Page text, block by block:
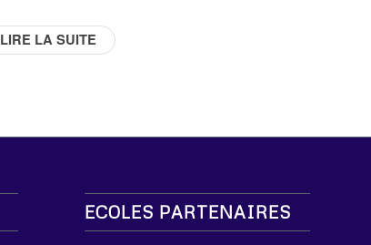
LIRE LA SUITE
ECOLES PARTENAIRES